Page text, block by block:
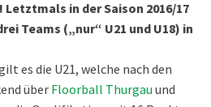
in der Saison 2016/17
Teams („nur“ U21 und U18) in
es die U21, welche nach den
über Floorball Thurgau und